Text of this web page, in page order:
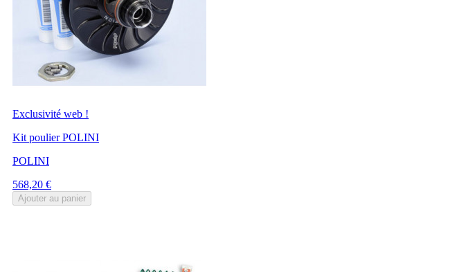
Exclusivité web !
Kit poulier POLINI
POLINI
Prix
568,20 €
Ajouter au panier